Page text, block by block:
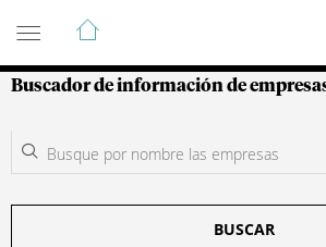
Guía de Empresas
Buscador de información de
BUSCAR